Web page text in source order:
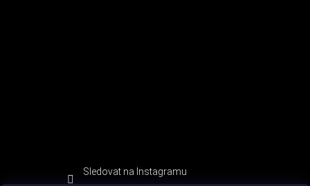
Sledovat na Instagramu